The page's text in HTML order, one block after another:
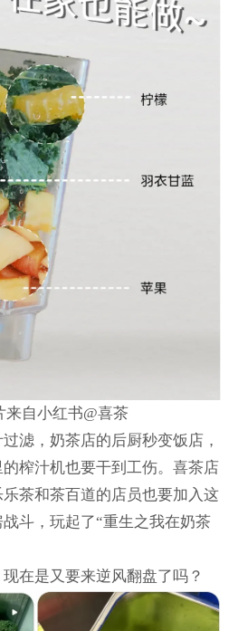
来自小红书@喜茶
滤，奶茶店的后厨秒变饭店，
榨汁机也要干到工伤。喜茶店
茶和茶百道的店员也要加入这
斗，玩起了“重生之我在奶茶
在是又要来逆风翻盘了吗？